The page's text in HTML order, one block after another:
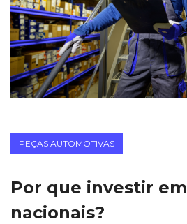
PEÇAS AUTOMOTIVAS
Por que investir
nacionais?